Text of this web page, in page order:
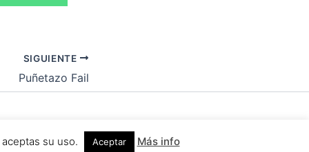
SIGUIENTE
Puñetazo Fail
su uso. Aceptar Más info